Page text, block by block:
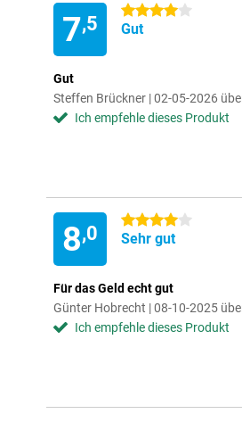
7,5
4 Sterne
Gut
Gut
Steffen Brückner | 02-05-2026
Ich empfehle dieses Produkt
8,0
4 Sterne
Sehr gut
Für das Geld echt gut
Günter Hobrecht | 08-10-2025
Ich empfehle dieses Produkt